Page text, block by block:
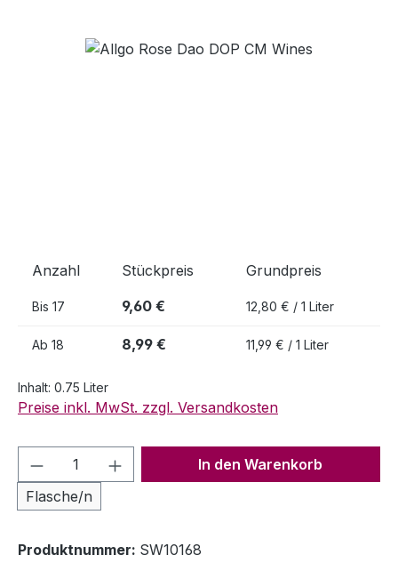
Bildergalerie überspringen
Anzahl Stückpreis Grundpreis
Bis 17 9,60 € 12,80 € / 1 Liter
Ab 18 8,99 € 11,99 € / 1 Liter
Inhalt: 0.75 Liter
Preise inkl. MwSt. zzgl. Versandkosten
Produkt Anzahl: Gib den
Flasche/n
In den Warenkorb
Produktnummer: SW10168